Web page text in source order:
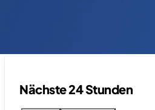
Nächste 24 Stunden